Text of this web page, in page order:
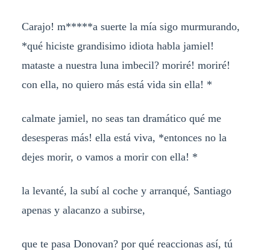
Carajo! m*****a suerte la mía sigo murmurando,
*qué hiciste grandisimo idiota habla jamiel!
mataste a nuestra luna imbecil? moriré! moriré!
con ella, no quiero más está vida sin ella! *
calmate jamiel, no seas tan dramático qué me
desesperas más! ella está viva, *entonces no la
dejes morir, o vamos a morir con ella! *
la levanté, la subí al coche y arranqué, Santiago
apenas y alacanzo a subirse,
que te pasa Donovan? por qué reaccionas así, tú